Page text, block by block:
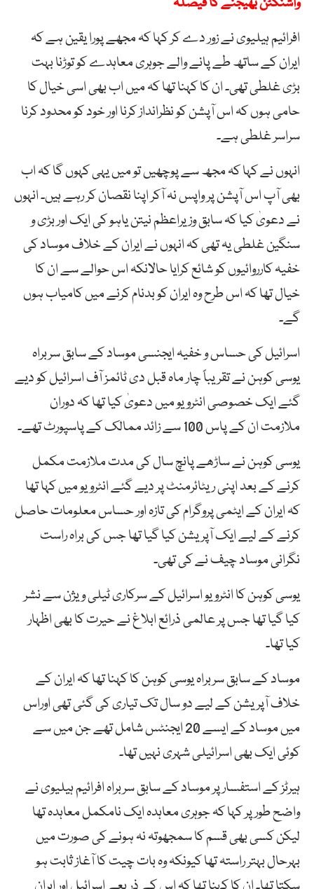
افرائیم ہیلیوی نے زور دے کر کہا کہ مجھے پورا یقین ہے کہ
ایران کے ساتھ طے پانے والے جوہری معاہدے کو توڑنا بہت
بڑی غلطی تھی۔ ان کا کہنا تھا کہ میں اب بھی اسی خیال کا
حامی ہوں کہ اس آپشن کو نظرانداز کرنا اور خود کو محدود کرنا
سراسر غلطی ہے۔
انہوں نے کہا کہ مجھ سے پوچھیں تو میں یہی کہوں گا کہ اب
بھی آپ اس آپشن پر واپس نہ آکر اپنا نقصان کر رہے ہیں۔ انہوں
نے دعویٰ کیا کہ سابق وزیراعظم نیتن یاہو کی ایک اور بڑی و
سنگین غلطی یہ تھی کہ انہوں نے ایران کے خلاف موساد کی
خفیہ کارروائیوں کو شائع کرایا حالانکہ اس حوالے سے ان کا
خیال تھا کہ اس طرح وہ ایران کو بدنام کرنے میں کامیاب ہوں
گے۔
اسرائیل کی حساس و خفیہ ایجنسی موساد کے سابق سربراہ
یوسی کوہن نے تقریباً چار ماہ قبل دی ٹائمز آف اسرائیل کو دیے
گئے ایک خصوصی انٹرویو میں دعویٰ کیا تھا کہ دوران
ملازمت ان کے پاس 100 سے زائد ممالک کے پاسپورٹ تھے۔
یوسی کوہن نے ساڑھے پانچ سال کی مدت ملازمت مکمل
کرنے کے بعد اپنی ریٹائرمنٹ پر دیے گئے انٹرویو میں کہا تھا
کہ ایران کے ایٹمی پروگرام کی تازہ اور حساس معلومات حاصل
کرنے کے لیے ایک آپریشن کیا گیا تھا جس کی براہ راست
نگرانی موساد چیف نے کی تھی۔
یوسی کوہن کا انٹرویو اسرائیل کے سرکاری ٹیلی ویژن سے نشر
کیا گیا تھا جس پر عالمی ذرائع ابلاغ نے حیرت کا بھی اظہار
کیا تھا۔
موساد کے سابق سربراہ یوسی کوہن کا کہنا تھا کہ ایران کے
خلاف آپریشن کے لیے دو سال تک تیاری کی گئی تھی اوراس
میں موساد کے ایسے 20 ایجنٹس شامل تھے جن میں سے
کوئی ایک بھی اسرائیلی شہری نہیں تھا۔
ہیرٹز کے استفسار پر موساد کے سابق سربراہ افرائیم ہیلیوی نے
واضح طور پر کہا کہ جوہری معاہدہ ایک نامکمل معاہدہ تھا
لیکن کسی بھی قسم کا سمجھوتہ نہ ہونے کی صورت میں
بہرحال بہتر راستہ تھا کیونکہ وہ بات چیت کا آغاز ثابت ہو